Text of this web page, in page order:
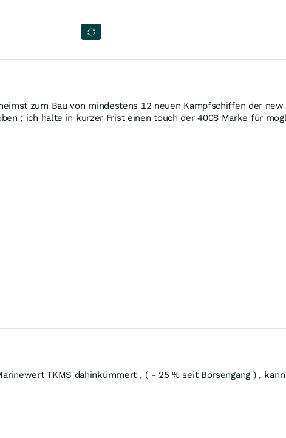
zum Bau von mindestens 12 neuen Kampfschiffen der
; ich halte in kurzer Frist einen touch der 400$ Marke für
TKMS dahinkümmert , ( - 25 % seit Börsengang ) ,